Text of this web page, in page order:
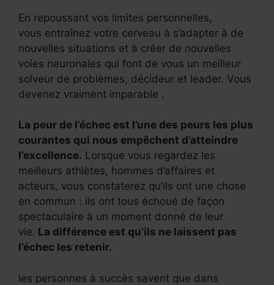
En repoussant vos limites personnelles,
vous entraînez votre cerveau à s’adapter à de
nouvelles situations et à créer de nouvelles
voies neuronales qui font de vous un meilleur
solveur de problèmes, décideur et leader. Vous
devenez vraiment imparable .
La peur de l’échec est l’une des peurs les plus
courantes qui nous empêchent d’atteindre
l’excellence. Lorsque vous regardez les
meilleurs athlètes, hommes d’affaires et
acteurs, vous constaterez qu’ils ont une chose
en commun : ils ont tous échoué de façon
spectaculaire à un moment donné de leur
vie. La différence est qu’ils ne laissent pas
l’échec les retenir.
les personnes à succès savent que dans